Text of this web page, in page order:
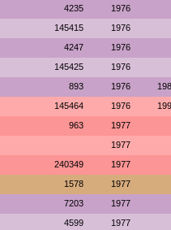
4235 1976
145415 1976
4247 1976
145425 1976
893 1976
145464 1976
963 1977
1977
240349 1977
1578 1977
7203 1977
4599 1977